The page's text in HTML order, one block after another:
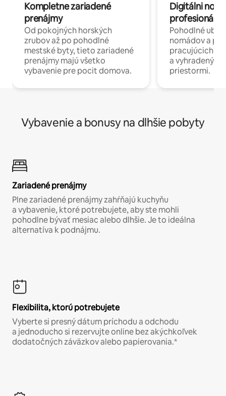
Kompletne zariadené
prenájmy
Od pokojných horských
zrubov až po pohodlné
mestské byty, tieto zariadené
prenájmy majú všetko
vybavenie pre pocit domova.
Digitálni
profesionáli
Pohodlné
nomádov a
pracujúcich
a
priestormi.
Vybavenie a bonusy na dlhšie pobyty
Zariadené prenájmy
Plne zariadené prenájmy zahŕňajú kuchyňu
a vybavenie, ktoré potrebujete, aby ste mohli
pohodlne bývať mesiac alebo dlhšie. Je to ideálna
alternatíva k podnájmu.
Flexibilita, ktorú potrebujete
Vyberte si presný dátum príchodu a odchodu
a jednoducho si rezervujte online bez akýchkoľvek
dodatočných záväzkov alebo papierovania.*